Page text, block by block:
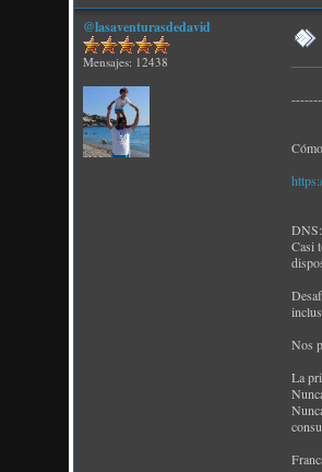
@lasaventurasdedavid
Mensajes: 12438
Casi
Nos
La